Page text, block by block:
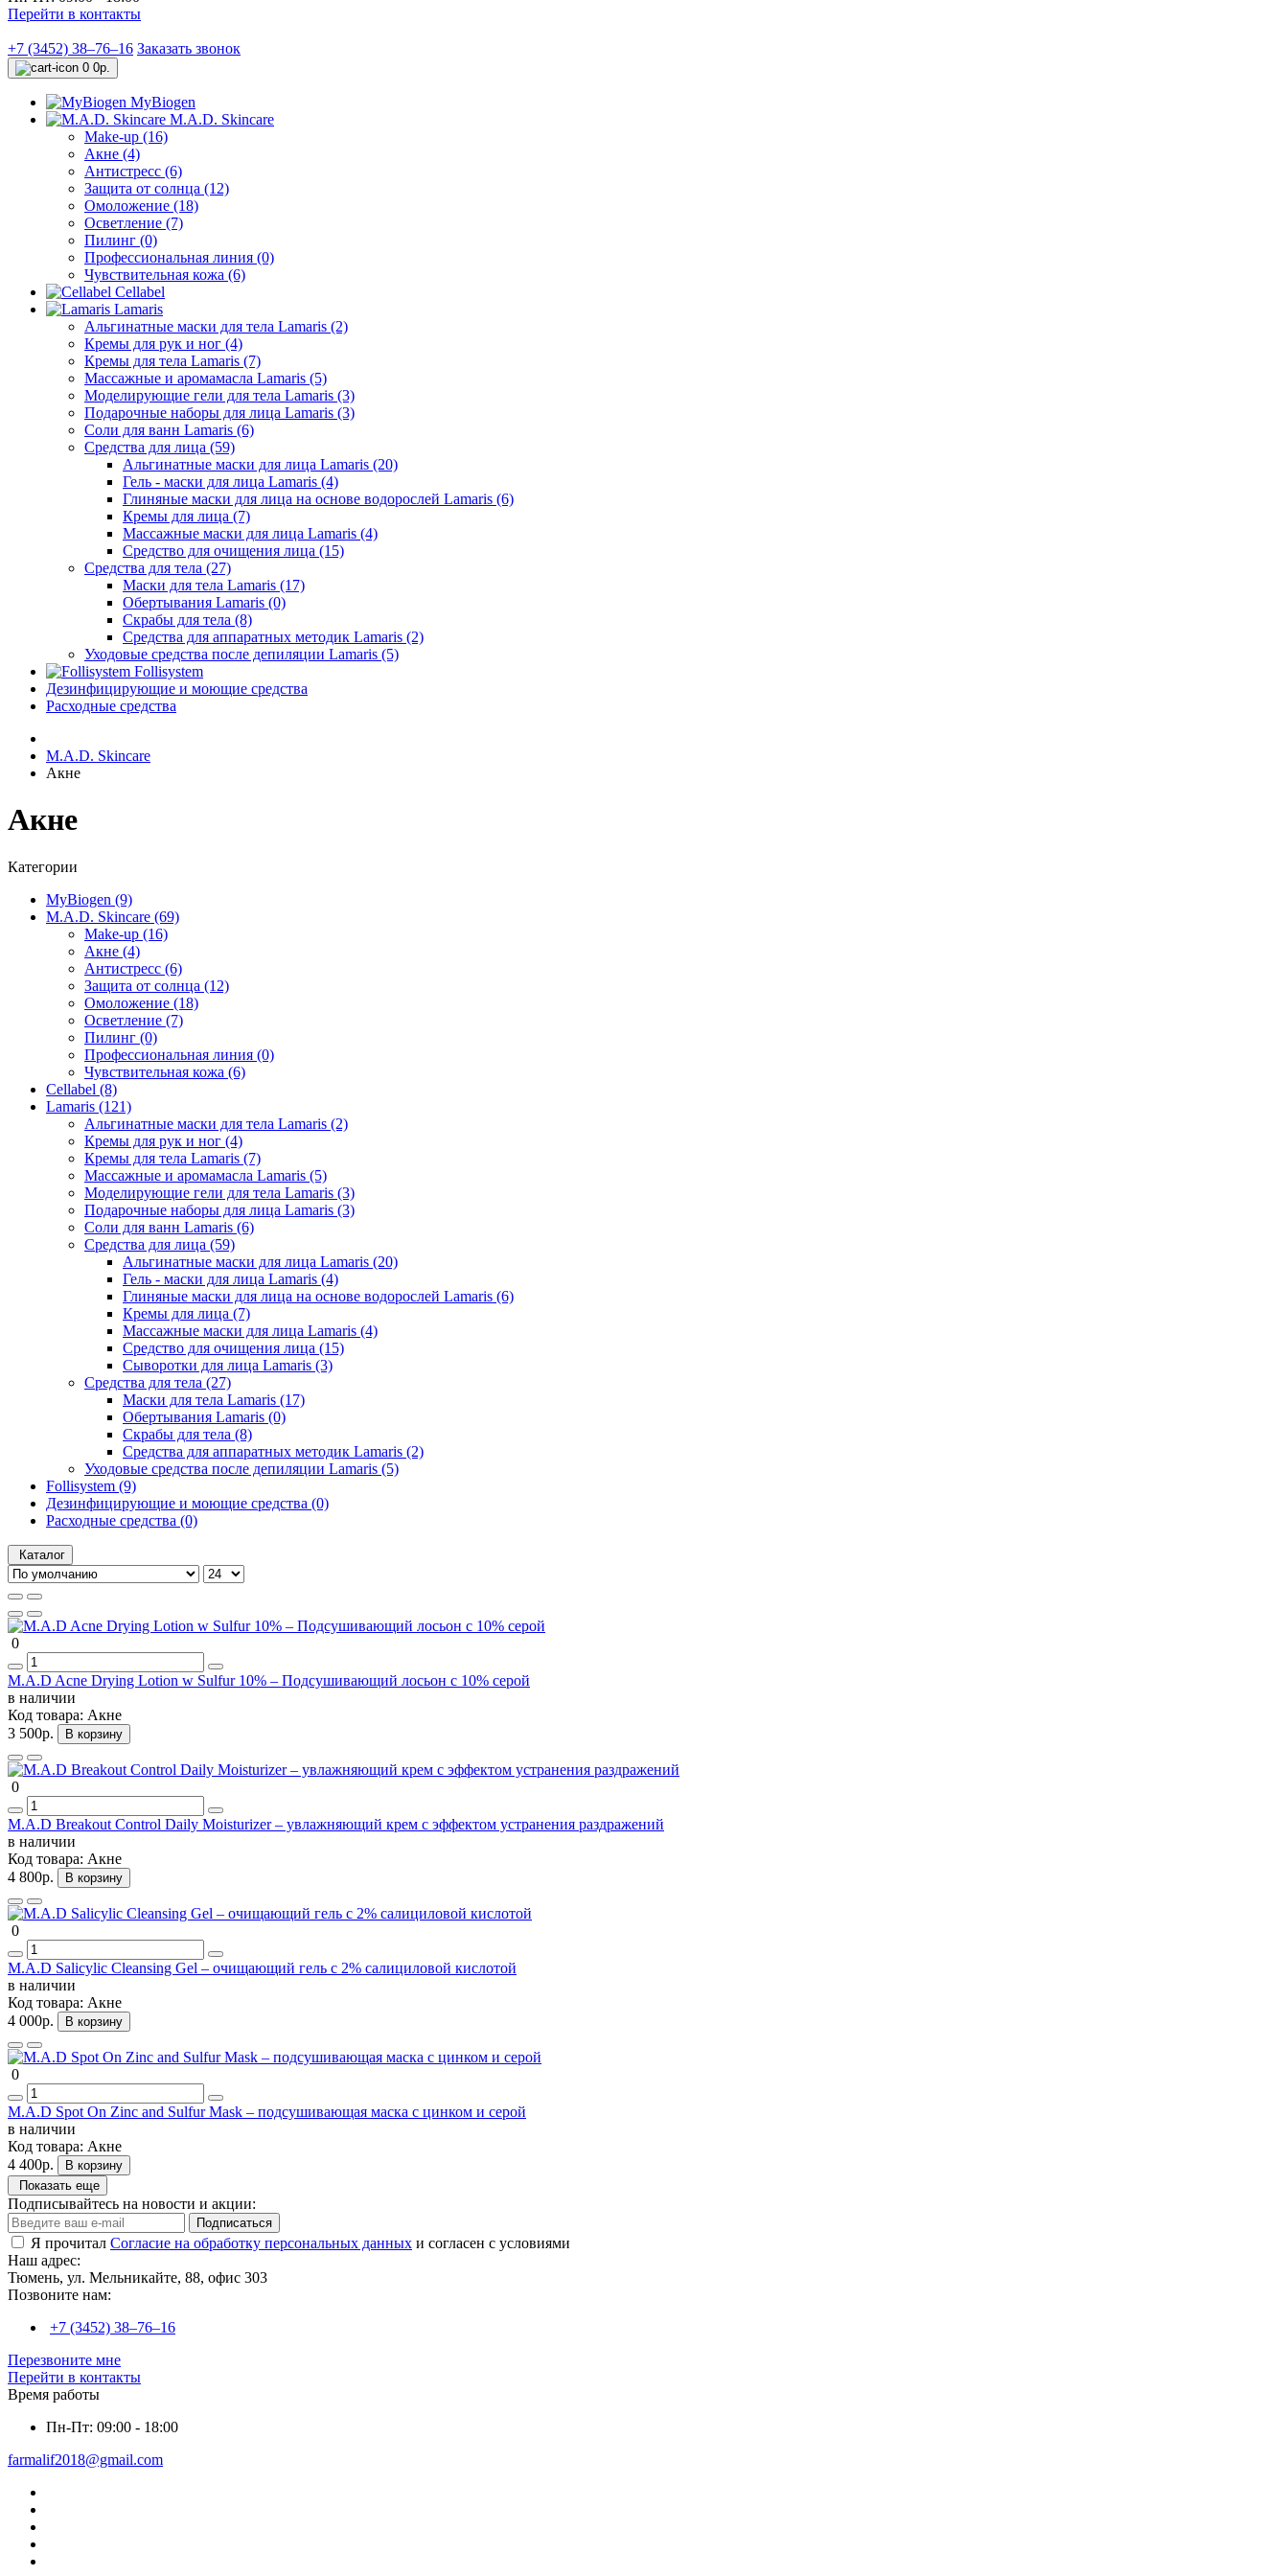
Перейти в контакты
+7 (3452) 38‒76‒16 Заказать звонок
0 0р.
MyBiogen
M.A.D. Skincare
Make-up (16)
Акне (4)
Антистресс (6)
Защита от солнца (12)
Омоложение (18)
Осветление (7)
Пилинг (0)
Профессиональная линия (0)
Чувствительная кожа (6)
Cellabel
Lamaris
Альгинатные маски для тела Lamaris (2)
Кремы для рук и ног (4)
Кремы для тела Lamaris (7)
Массажные и аромамасла Lamaris (5)
Моделирующие гели для тела Lamaris (3)
Подарочные наборы для лица Lamaris (3)
Соли для ванн Lamaris (6)
Средства для лица (59)
Альгинатные маски для лица Lamaris (20)
Гель - маски для лица Lamaris (4)
Глиняные маски для лица на основе водорослей Lamaris (6)
Кремы для лица (7)
Массажные маски для лица Lamaris (4)
Средство для очищения лица (15)
Средства для тела (27)
Маски для тела Lamaris (17)
Обертывания Lamaris (0)
Скрабы для тела (8)
Средства для аппаратных методик Lamaris (2)
Уходовые средства после депиляции Lamaris (5)
Follisystem
Дезинфицирующие и моющие средства
Расходные средства
M.A.D. Skincare
Акне
Акне
Категории
MyBiogen (9)
M.A.D. Skincare (69)
Make-up (16)
Акне (4)
Антистресс (6)
Защита от солнца (12)
Омоложение (18)
Осветление (7)
Пилинг (0)
Профессиональная линия (0)
Чувствительная кожа (6)
Cellabel (8)
Lamaris (121)
Альгинатные маски для тела Lamaris (2)
Кремы для рук и ног (4)
Кремы для тела Lamaris (7)
Массажные и аромамасла Lamaris (5)
Моделирующие гели для тела Lamaris (3)
Подарочные наборы для лица Lamaris (3)
Соли для ванн Lamaris (6)
Средства для лица (59)
Альгинатные маски для лица Lamaris (20)
Гель - маски для лица Lamaris (4)
Глиняные маски для лица на основе водорослей Lamaris (6)
Кремы для лица (7)
Массажные маски для лица Lamaris (4)
Средство для очищения лица (15)
Сыворотки для лица Lamaris (3)
Средства для тела (27)
Маски для тела Lamaris (17)
Обертывания Lamaris (0)
Скрабы для тела (8)
Средства для аппаратных методик Lamaris (2)
Уходовые средства после депиляции Lamaris (5)
Follisystem (9)
Дезинфицирующие и моющие средства (0)
Расходные средства (0)
Каталог
0
M.A.D Acne Drying Lotion w Sulfur 10% – Подсушивающий лосьон с 10% серой
в наличии
Код товара: Акне
3 500р.
В корзину
0
M.A.D Breakout Control Daily Moisturizer – увлажняющий крем с эффектом устранения раздражений
в наличии
Код товара: Акне
4 800р.
В корзину
0
M.A.D Salicylic Cleansing Gel – очищающий гель с 2% салициловой кислотой
в наличии
Код товара: Акне
4 000р.
В корзину
0
M.A.D Spot On Zinc and Sulfur Mask – подсушивающая маска с цинком и серой
в наличии
Код товара: Акне
4 400р.
В корзину
Показать еще
Подписывайтесь на новости и акции:
Подписаться
Я прочитал Согласие на обработку персональных данных и согласен с условиями
Наш адрес:
Тюмень, ул. Мельникайте, 88, офис 303
Позвоните нам:
+7 (3452) 38‒76‒16
Перезвоните мне
Перейти в контакты
Время работы
Пн-Пт: 09:00 - 18:00
farmalif2018@gmail.com